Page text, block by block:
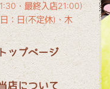
・最終入店21:00)
：日(不定休)・木